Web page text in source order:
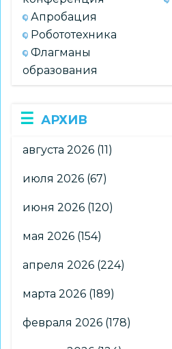
Апробация
Робототехника
Флагманы
образования
АРХИВ
августа 2026 (11)
июля 2026 (67)
июня 2026 (120)
мая 2026 (154)
апреля 2026 (224)
марта 2026 (189)
февраля 2026 (178)